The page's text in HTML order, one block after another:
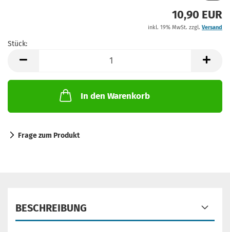
10,90 EUR
inkl. 19% MwSt. zzgl. Versand
Stück:
In den Warenkorb
Frage zum Produkt
BESCHREIBUNG